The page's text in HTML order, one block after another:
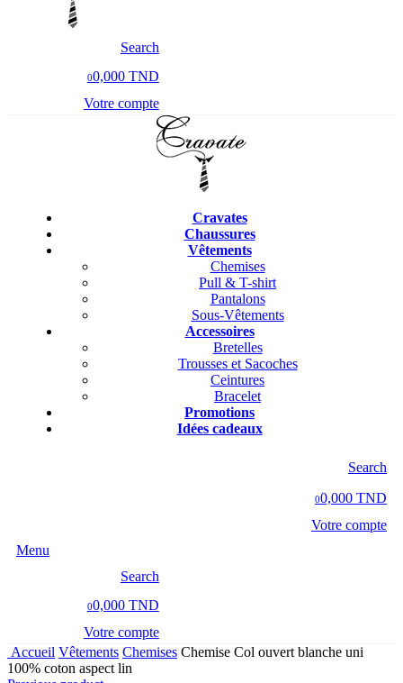
Search
00,000 TND
Votre compte
Cravates
Chaussures
Vêtements
Chemises
Pull & T-shirt
Pantalons
Sous-Vêtements
Accessoires
Bretelles
Trousses et Sacoches
Ceintures
Bracelet
Promotions
Idées cadeaux
Search
00,000 TND
Votre compte
Menu
Search
00,000 TND
Votre compte
Accueil Vêtements Chemises Chemise Col ouvert blanche uni
100% coton aspect lin